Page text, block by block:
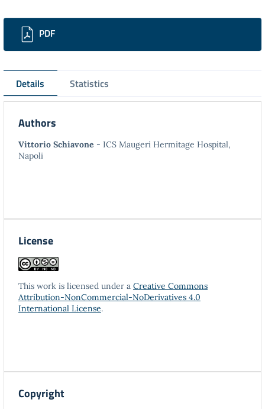
Downloads
PDF
Details Statistics
Authors
Vittorio Schiavone - ICS Maugeri Hermitage Hospital,
Napoli
License
This work is licensed under a Creative Commons
Attribution-NonCommercial-NoDerivatives 4.0
International License.
Copyright